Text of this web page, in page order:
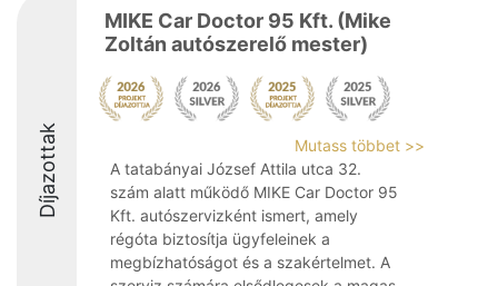
Díjazottak
MIKE Car Doctor 95 Kft. (Mike
Zoltán autószerelő mester)
Mutass többet >>
A tatabányai József Attila utca 32.
szám alatt működő MIKE Car Doctor 95
Kft. autószervizként ismert, amely
régóta biztosítja ügyfeleinek a
megbízhatóságot és a szakértelmet. A